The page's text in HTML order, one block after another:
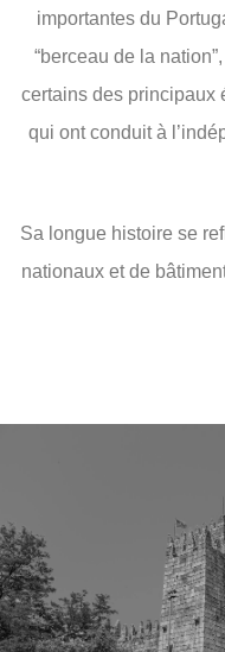
importantes du
“berceau de la
certains des principaux
qui ont conduit à
Sa longue histoire se
nationaux et de